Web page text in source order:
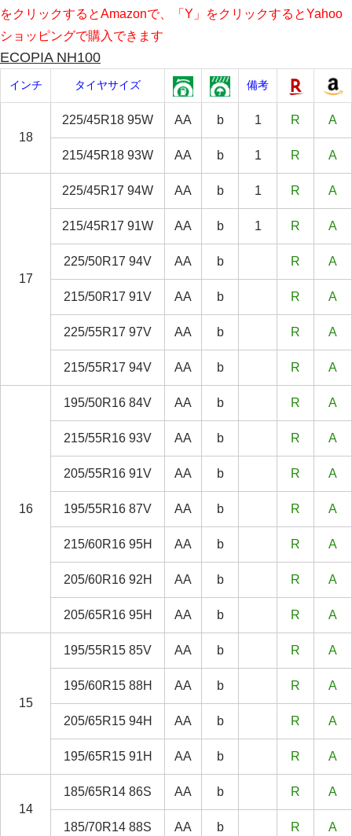
をクリックするとAmazonで、「Y」をクリックするとYahoo
ショッピングで購入できます
ECOPIA NH100
インチ タイヤサイズ 備考
18
225/45R18 95W AA b 1 R A
215/45R18 93W AA b 1 R A
17
225/45R17 94W AA b 1 R A
215/45R17 91W AA b 1 R A
225/50R17 94V AA b R A
215/50R17 91V AA b R A
225/55R17 97V AA b R A
215/55R17 94V AA b R A
16
195/50R16 84V AA b R A
215/55R16 93V AA b R A
205/55R16 91V AA b R A
195/55R16 87V AA b R A
215/60R16 95H AA b R A
205/60R16 92H AA b R A
205/65R16 95H AA b R A
15
195/55R15 85V AA b R A
195/60R15 88H AA b R A
205/65R15 94H AA b R A
195/65R15 91H AA b R A
14
185/65R14 86S AA b R A
185/70R14 88S AA b R A